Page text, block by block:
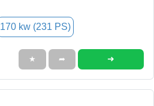
170 kw (231 PS)
★ ➦ ➜